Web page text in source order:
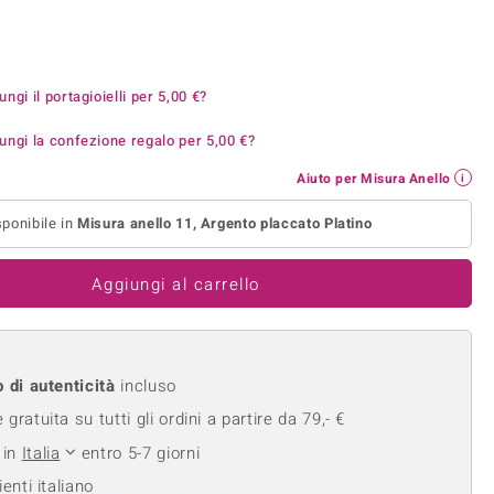
Gioielli in più varianti
il portagioielli per 5,00 €?
la confezione regalo per 5,00 €?
Aiuto per Misura Anello
inMisura anello 11, Argento placcato Platino
Aggiungi al carrello
di autenticità incluso
gratuita su tutti gli ordini a partire da 79,- €
Italia
entro 5-7 giorni
italiano